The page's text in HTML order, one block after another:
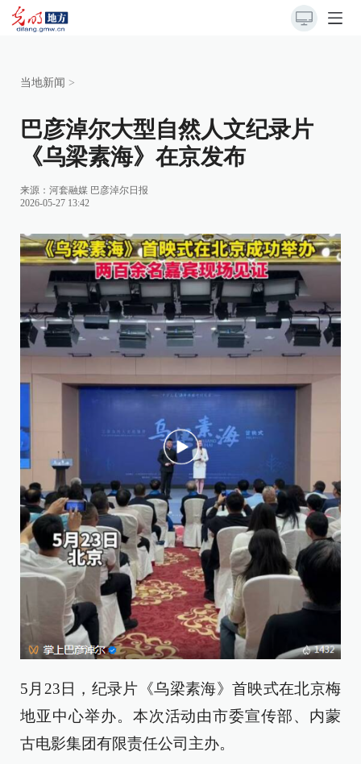
当地新闻 >
巴彦淖尔大型自然人文纪录片
《乌梁素海》在京发布
来源： 河套融媒 巴彦淖尔日报
2026-05-27 13:42
5月23日，纪录片《乌梁素海》首映式在北京梅
地亚中心举办。本次活动由市委宣传部、内蒙
古电影集团有限责任公司主办。